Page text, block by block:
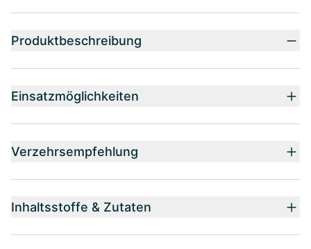
Produktbeschreibung
Einsatzmöglichkeiten
Verzehrsempfehlung
Inhaltsstoffe & Zutaten